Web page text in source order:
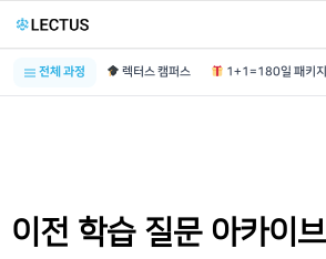
전체 과정 렉터스 캠퍼스
이전 학습 질문 아카이브